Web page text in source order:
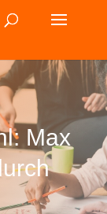
Max